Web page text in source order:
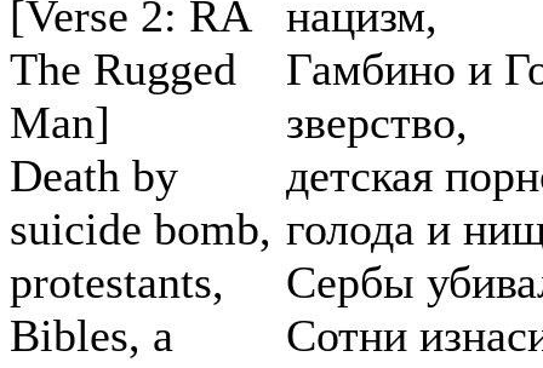
[Verse 2: RA
The Rugged
Man]
Death by
suicide bomb,
protestants,
Bibles, a
нацизм,
Гамбино и
зверство,
детская
голода и
Сербы
Сотни